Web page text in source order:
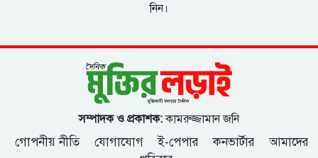
নিন।
সম্পাদক ও প্রকাশক:কামরুজ্জামান জনি
গোপনীয় নীতি যোগাযোগ ই-পেপার কনভার্টার
আমাদের